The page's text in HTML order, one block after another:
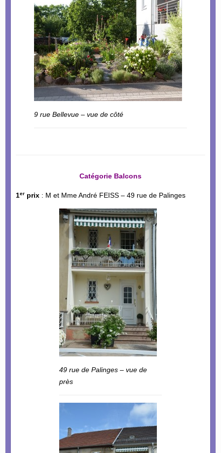
9 rue Bellevue – vue de côté
Catégorie Balcons
1erprix: M et Mme André FEISS – 49 rue de Palinges
49 rue de Palinges – vue de
près